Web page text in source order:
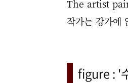
The artist
작가는 강가에
figure : '